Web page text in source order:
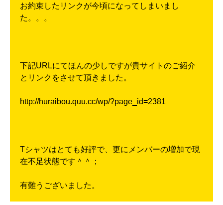
お約束したリンクが今頃になってしまいまし
た。。。
下記URLにてほんの少しですが貴サイトのご紹介
とリンクをさせて頂きました。
http://huraibou.quu.cc/wp/?page_id=2381
Tシャツはとても好評で、更にメンバーの増加で現
在不足状態です＾＾；
有難うございました。